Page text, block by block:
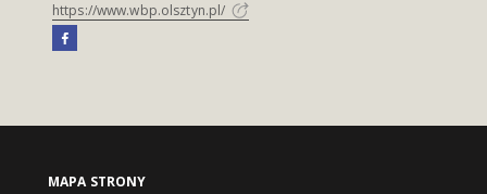
https://www.wbp.olsztyn.pl/
MAPA STRONY